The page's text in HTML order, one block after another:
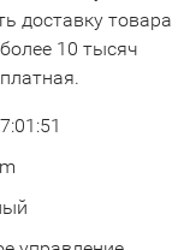
доставку товара
10 тысяч